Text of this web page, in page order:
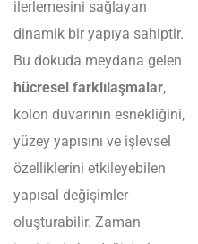
ilerlemesini sağlayan
dinamik bir yapıya sahiptir.
Bu dokuda meydana gelen
hücresel farklılaşmalar,
kolon duvarının esnekliğini,
yüzey yapısını ve işlevsel
özelliklerini etkileyebilen
yapısal değişimler
oluşturabilir. Zaman